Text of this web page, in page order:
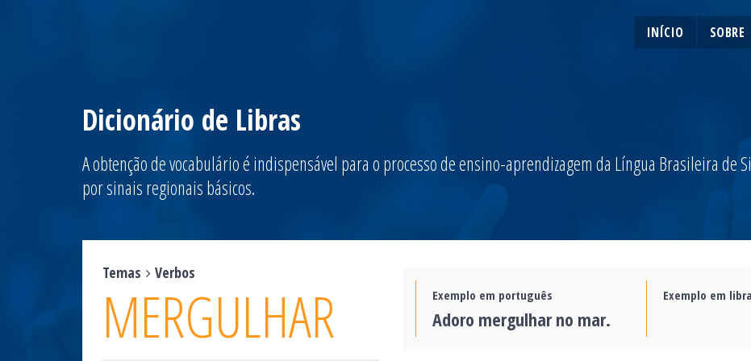
INÍCIO SOBRE
Dicionário de Libras
A obtenção de vocabulário é indispensável para o processo de ensino-aprendizagem da Língua Brasileira de
por sinais regionais básicos.
Exemplo em português
Adoro mergulhar no mar.
Exemplo em
Temas Verbos
MERGULHAR